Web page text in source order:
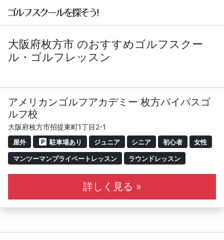
大阪府枚方市 のおすすめゴルフスクー
ル・ゴルフレッスン
アメリカンゴルフアカデミー 枚方バイパスゴ
ルフ校
大阪府枚方市招提東町1丁目2-1
屋外 駐車場あり ジュニア シニア 初心者 女性
マンツーマンプライベートレッスン ラウンドレッスン
詳しく見る »